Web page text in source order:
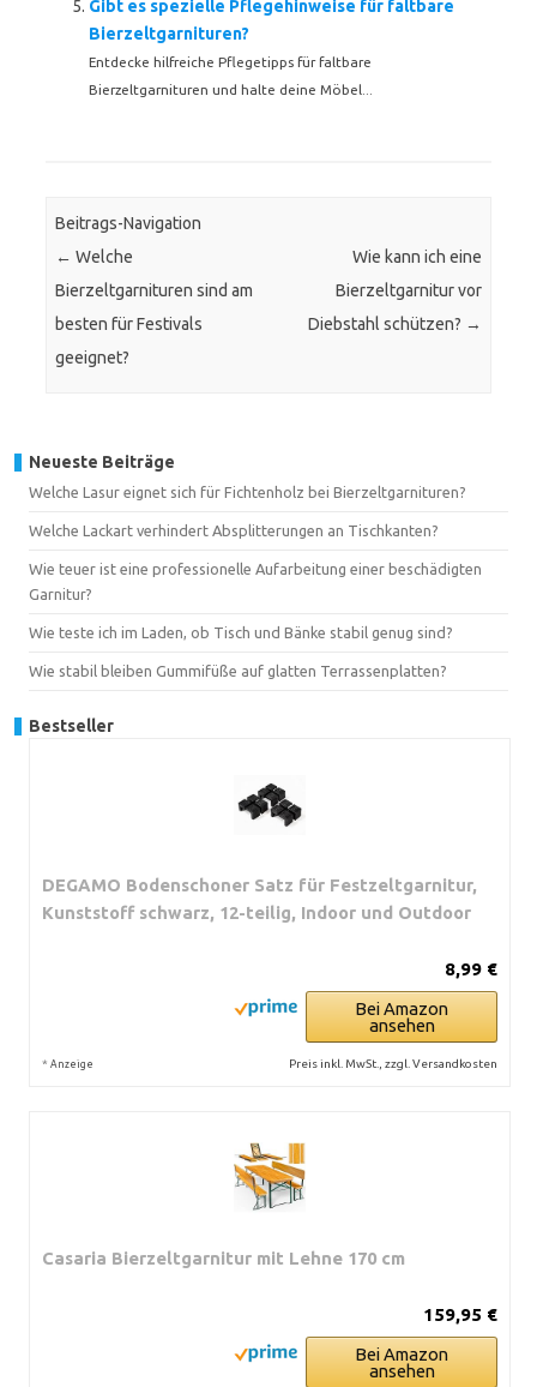
Gibt es spezielle Pflegehinweise für faltbare
Bierzeltgarnituren?
Entdecke hilfreiche Pflegetipps für faltbare
Bierzeltgarnituren und halte deine Möbel...
Beitrags-Navigation
← Welche
Bierzeltgarnituren sind am
besten für Festivals
geeignet?
Wie kann ich eine
Bierzeltgarnitur vor
Diebstahl schützen? →
Neueste Beiträge
Welche Lasur eignet sich für Fichtenholz bei Bierzeltgarnituren?
Welche Lackart verhindert Absplitterungen an Tischkanten?
Wie teuer ist eine professionelle Aufarbeitung einer beschädigten
Garnitur?
Wie teste ich im Laden, ob Tisch und Bänke stabil genug sind?
Wie stabil bleiben Gummifüße auf glatten Terrassenplatten?
Bestseller
DEGAMO Bodenschoner Satz für Festzeltgarnitur,
Kunststoff schwarz, 12-teilig, Indoor und Outdoor
8,99 €
Bei Amazon
ansehen
* Anzeige Preis inkl. MwSt., zzgl. Versandkosten
Casaria Bierzeltgarnitur mit Lehne 170 cm
159,95 €
Bei Amazon
ansehen